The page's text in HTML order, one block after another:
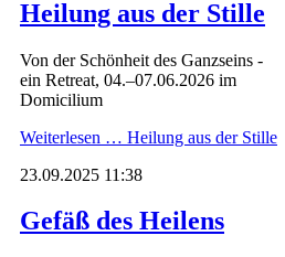
Heilung aus der Stille
Von der Schönheit des Ganzseins -
ein Retreat, 04.–07.06.2026 im
Domicilium
Weiterlesen … Heilung aus der Stille
23.09.2025 11:38
Gefäß des Heilens